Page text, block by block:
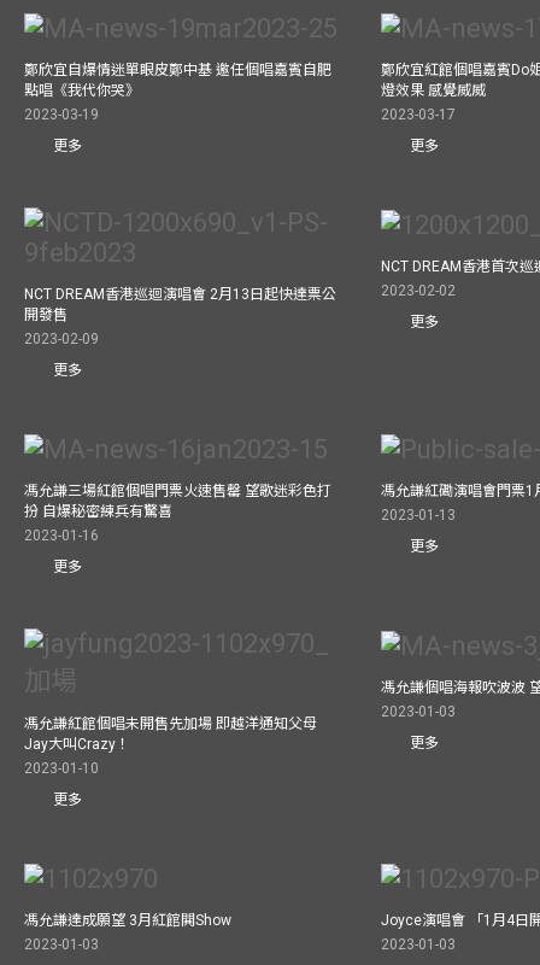
鄭欣宜自爆情迷單眼皮鄭中基 邀任個唱嘉賓自肥
點唱《我代你哭》
2023-03-19
更多
鄭欣宜紅館個唱嘉賓Do
燈效果 感覺威威
2023-03-17
更多
NCT DREAM香港巡迴演唱會 2月13日起快達票公
開發售
2023-02-09
更多
NCT DREAM香港首次
2023-02-02
更多
馮允謙三場紅館個唱門票火速售罄 望歌迷彩色打
扮 自爆秘密練兵有驚喜
2023-01-16
更多
馮允謙紅磡演唱會門票1
2023-01-13
更多
馮允謙紅館個唱未開售先加場 即越洋通知父母
Jay大叫Crazy！
2023-01-10
更多
馮允謙個唱海報吹波波
2023-01-03
更多
馮允謙達成願望 3月紅館閧Show
2023-01-03
Joyce演唱會 「1月4日
2023-01-03